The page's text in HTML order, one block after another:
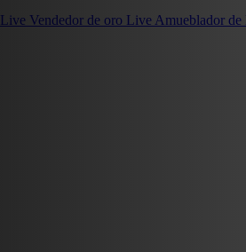
Live Vendedor de oro Live Amueblador de